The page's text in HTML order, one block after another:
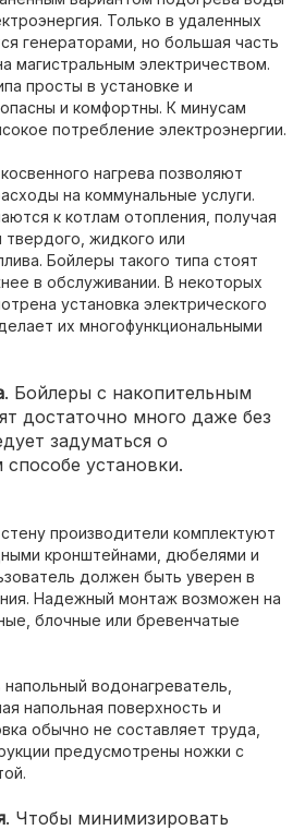
Только в удаленных
генераторами, но большая часть
магистральным электричеством.
просты в установке и
и комфортны. К минусам
потребление электроэнергии.
нагрева позволяют
на коммунальные услуги.
к котлам отопления, получая
твердого, жидкого или
Бойлеры такого типа стоят
в обслуживании. В некоторых
установка электрического
их многофункциональными
. Бойлеры с накопительным
достаточно много даже без
задуматься о
установки.
производители комплектуют
кронштейнами, дюбелями и
должен быть уверен в
Надежный монтаж возможен на
блочные или бревенчатые
водонагреватель,
напольная поверхность и
обычно не составляет труда,
предусмотрены ножки с
. Чтобы минимизировать